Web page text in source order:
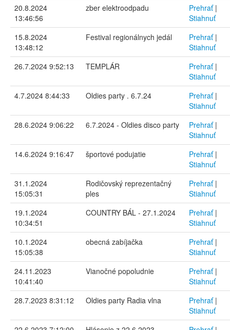
20.8.2024
13:46:56
zber elektroodpadu Prehrať|
Stiahnuť
15.8.2024
13:48:12
Festival regionálnych jedál Prehrať|
Stiahnuť
26.7.2024 9:52:13
TEMPLÁR Prehrať|
Stiahnuť
4.7.2024 8:44:33
Oldies party . 6.7.24 Prehrať|
Stiahnuť
28.6.2024 9:06:22
6.7.2024 - Oldies disco party Prehrať|
Stiahnuť
14.6.2024 9:16:47
športové podujatie Prehrať|
Stiahnuť
31.1.2024
15:05:31
Rodičovský reprezentačný
ples
Prehrať|
Stiahnuť
19.1.2024
10:34:51
COUNTRY BÁL - 27.1.2024 Prehrať|
Stiahnuť
10.1.2024
15:05:38
obecná zabíjačka Prehrať|
Stiahnuť
24.11.2023
10:41:40
Vianočné popoludnie Prehrať|
Stiahnuť
28.7.2023 8:31:12
Oldies party Radia vlna Prehrať|
Stiahnuť